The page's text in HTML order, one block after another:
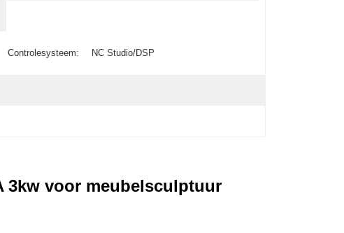
Controlesysteem: NC Studio/DSP
3kw voor meubelsculptuur